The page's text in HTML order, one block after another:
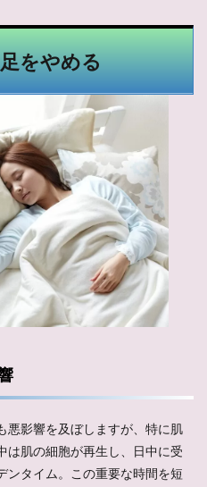
をやめる
悪影響を及ぼしますが、特に肌
は肌の細胞が再生し、日中に受
ンタイム。この重要な時間を短